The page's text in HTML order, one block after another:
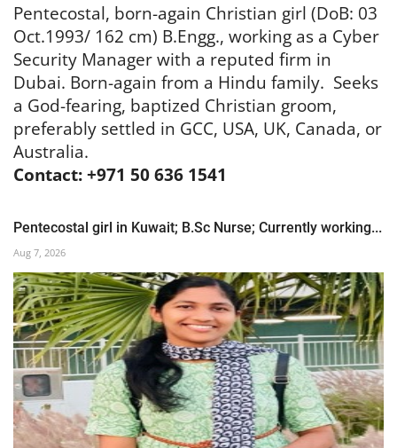
Pentecostal, born-again Christian girl (DoB: 03
Oct.1993/ 162 cm) B.Engg., working as a Cyber
Security Manager with a reputed firm in
Dubai. Born-again from a Hindu family. Seeks
a God-fearing, baptized Christian groom,
preferably settled in GCC, USA, UK, Canada, or
Australia.
Contact: +971 50 636 1541
Pentecostal girl in Kuwait; B.Sc Nurse; Currently working...
Aug 7, 2026